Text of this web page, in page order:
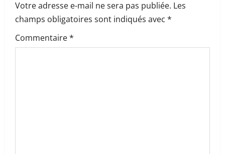
i
g
a
Votre adresse e-mail ne sera pas publiée. Les
champs obligatoires sont indiqués avec *
Commentaire*